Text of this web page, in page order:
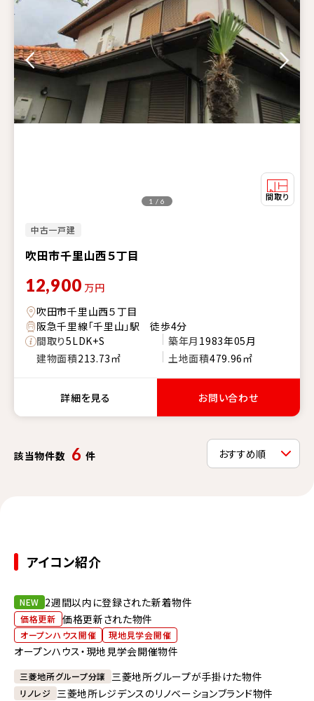
中古一戸建
吹田市千里山西５丁目
1 / 6
12,900 万円
吹田市千里山西５丁目
阪急千里線「千里山」駅 徒歩4分
間取り5LDK+S 築年月 1983年05月
建物面積213.73㎡ 土地面積479.96㎡
詳細を見る お問い合わせ
該当物件数 6 件
アイコン紹介
NEW 2週間以内に登録された新着物件
価格更新 価格更新された物件
オープンハウス開催 現地見学会開催
オープンハウス・現地見学会開催物件
三菱地所グループ分譲 三菱地所グループが手掛けた物件
リノレジ 三菱地所レジデンスのリノベーションブランド物件